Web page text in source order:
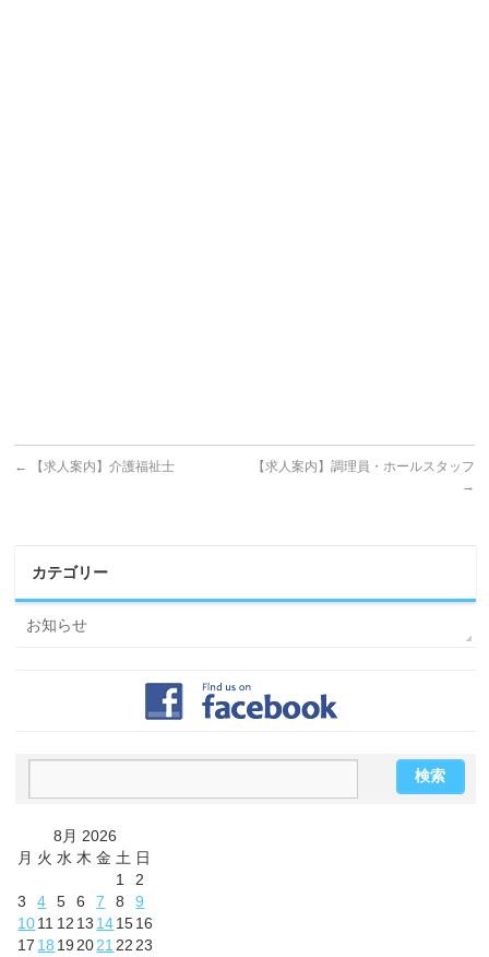
← 【求人案内】介護福祉士
【求人案内】調理員・ホールスタッフ
→
カテゴリー
お知らせ
8月 2026
月 火 水 木 金 土 日
1
2
3
4 5 6 7 8
9
1011 12 13 141516
17 18 19 2021 22 23